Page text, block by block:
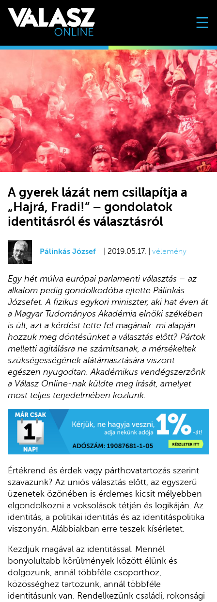
☰
A gyerek lázát nem csillapítja a
„Hajrá, Fradi!” – gondolatok
identitásról és választásról
Pálinkás József | 2019.05.17. | vélemény
Egy hét múlva európai parlamenti választás – az
alkalom pedig gondolkodóba ejtette Pálinkás
Józsefet. A fizikus egykori miniszter, aki hat éven át
a Magyar Tudományos Akadémia elnöki székében
is ült, azt a kérdést tette fel magának: mi alapján
hozzuk meg döntésünket a választás előtt? Pártok
melletti agitálásra ne számítsanak, a mérsékeltek
szükségességének alátámasztására viszont
egészen nyugodtan. Akadémikus vendégszerzőnk
a Válasz Online-nak küldte meg írását, amelyet
most teljes terjedelmében közlünk.
Értékrend és érdek vagy párthovatartozás szerint
szavazunk? Az uniós választás előtt, az egyszerű
üzenetek özönében is érdemes kicsit mélyebben
elgondolkozni a voksolások tétjén és logikáján. Az
identitás, a politikai identitás és az identitáspolitika
viszonyán. Alábbiakban erre teszek kísérletet.
Kezdjük magával az identitással. Mennél
bonyolultabb körülmények között élünk és
dolgozunk, annál többféle csoporthoz,
közösséghez tartozunk, annál többféle
identitásunk van. Rendelkezünk családi, rokonsági